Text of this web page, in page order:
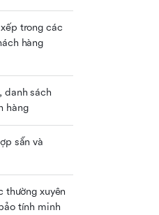
trong các
hàng
danh sách
hàng
sẵn và
xuyên
tính minh